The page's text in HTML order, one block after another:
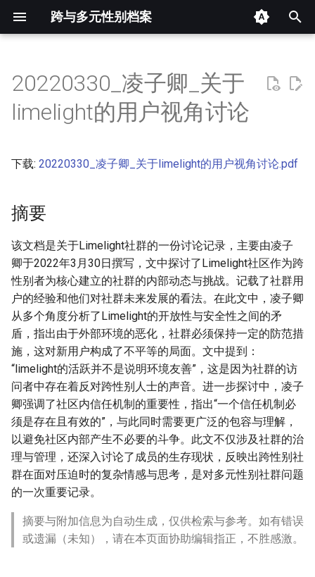
跨与多元性别档案
开
摘要
20220330_凌子卿_关于
limelight的用户视角讨论
下载: 20220330_凌子卿_关于limelight的用户视角讨论.pdf
摘要
该文档是关于Limelight社群的一份讨论记录，主要由凌子
卿于2022年3月30日撰写，文中探讨了Limelight社区作为跨
性别者为核心建立的社群的内部动态与挑战。记载了社群用
户的经验和他们对社群未来发展的看法。在此文中，凌子卿
从多个角度分析了Limelight的开放性与安全性之间的矛
盾，指出由于外部环境的恶化，社群必须保持一定的防范措
施，这对新用户构成了不平等的局面。文中提到：
“limelight的活跃并不是说明环境友善”，这是因为社群的访
问者中存在着反对跨性别人士的声音。进一步探讨中，凌子
卿强调了社区内信任机制的重要性，指出“一个信任机制必
须是存在且有效的”，与此同时需要更广泛的包容与理解，
以避免社区内部产生不必要的斗争。此文不仅涉及社群的治
理与管理，还深入讨论了成员的生存现状，反映出跨性别社
群在面对压迫时的复杂情感与思考，是对多元性别社群问题
的一次重要记录。
摘要与附加信息为自动生成，仅供检索与参考。如有错误
或遗漏（未知），请在本页面协助编辑指正，不胜感激。